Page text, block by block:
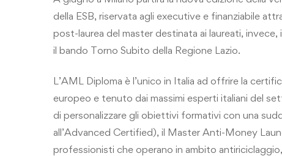
della ESB, riservata agli executive e finanziabile
post-laurea del master destinata ai laureati,
il bando Torno Subito della Regione Lazio.
L’AML Diploma è l’unico in Italia ad offrire la
europeo e tenuto dai massimi esperti italiani del
di personalizzare gli obiettivi formativi con una
all’Advanced Certified), il Master Anti-Money
professionisti che operano in ambito